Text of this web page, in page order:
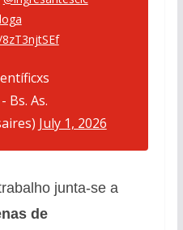
Bs. As.
July 1, 2026
junta-se a
de